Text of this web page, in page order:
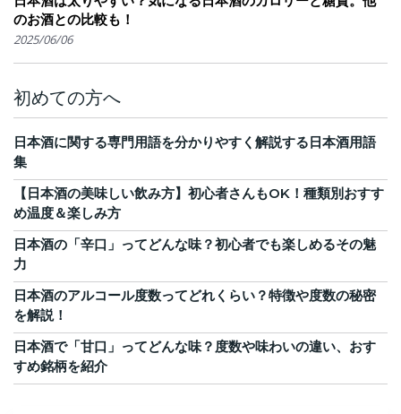
のお酒との比較も！
2025/06/06
初めての方へ
日本酒に関する専門用語を分かりやすく解説する日本酒用語
集
【日本酒の美味しい飲み方】初心者さんもOK！種類別おすす
め温度＆楽しみ方
日本酒の「辛口」ってどんな味？初心者でも楽しめるその魅
力
日本酒のアルコール度数ってどれくらい？特徴や度数の秘密
を解説！
日本酒で「甘口」ってどんな味？度数や味わいの違い、おす
すめ銘柄を紹介